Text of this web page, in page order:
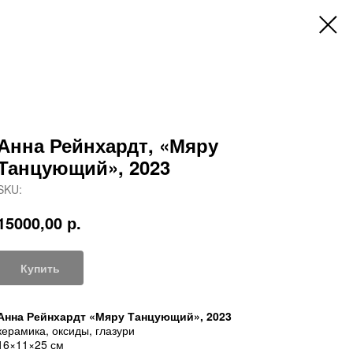
Рейнхардт, «Мяру
2023
р.
Купить
Рейнхардт «Мяру Танцующий», 2023
оксиды, глазури
см